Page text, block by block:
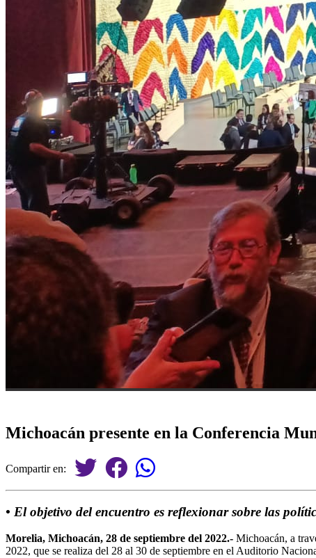
Michoacán presente en la Conferencia
Compartir en:
• El objetivo del encuentro es reflexionar sobre las
Morelia, Michoacán, 28 de septiembre del 2022.- Michoacán, a
2022, que se realiza del 28 al 30 de septiembre en el Auditorio